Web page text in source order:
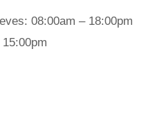
08:00am – 18:00pm